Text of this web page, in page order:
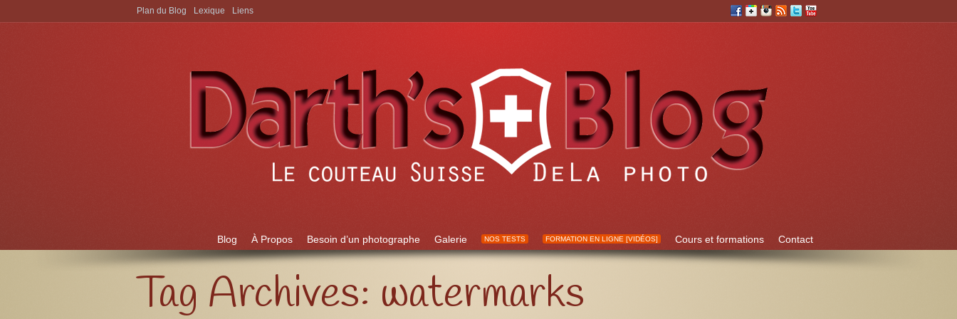
Aller à:
Blog À Propos Besoin d’un photographe Galerie NOS TESTS FORMATION EN LIGNE [VIDÉOS] Cours et formations Contact
Plan du Blog Lexique Liens
Tag Archives: watermarks